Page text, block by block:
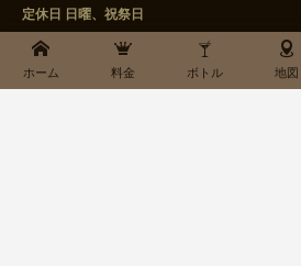
定休日 日曜、祝祭日
03-3289-2211
ホーム 料金 ボトル 地図